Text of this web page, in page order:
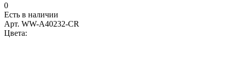
0
Есть в наличии
Арт. WW-A40232-CR
Цвета: